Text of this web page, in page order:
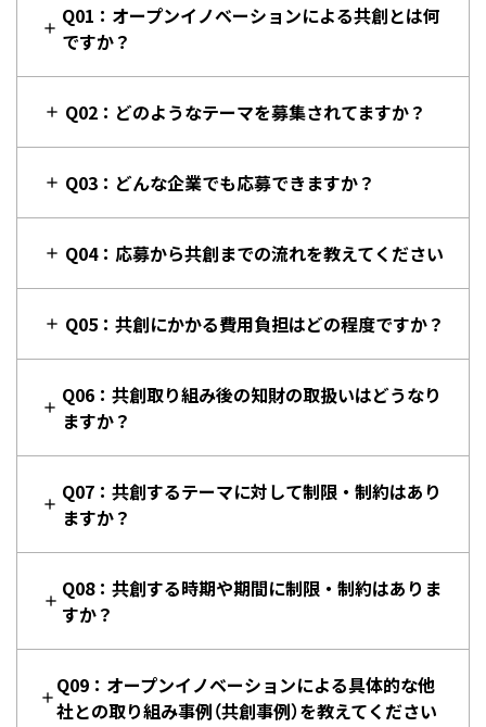
Q01：オープンイノベーションによる共創とは何
ですか？
Q02：どのようなテーマを募集されてますか？
Q03：どんな企業でも応募できますか？
Q04：応募から共創までの流れを教えてください
Q05：共創にかかる費用負担はどの程度ですか？
Q06：共創取り組み後の知財の取扱いはどうなり
ますか？
Q07：共創するテーマに対して制限・制約はあり
ますか？
Q08：共創する時期や期間に制限・制約はありま
すか？
Q09：オープンイノベーションによる具体的な他
社との取り組み事例（共創事例）を教えてください